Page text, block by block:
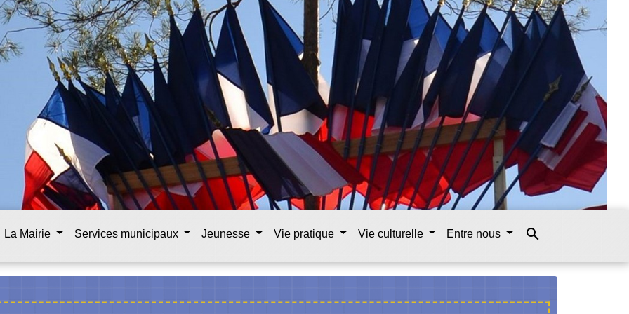
La Mairie Services municipaux Jeunesse Vie pratique Vie culturelle Entre nous search